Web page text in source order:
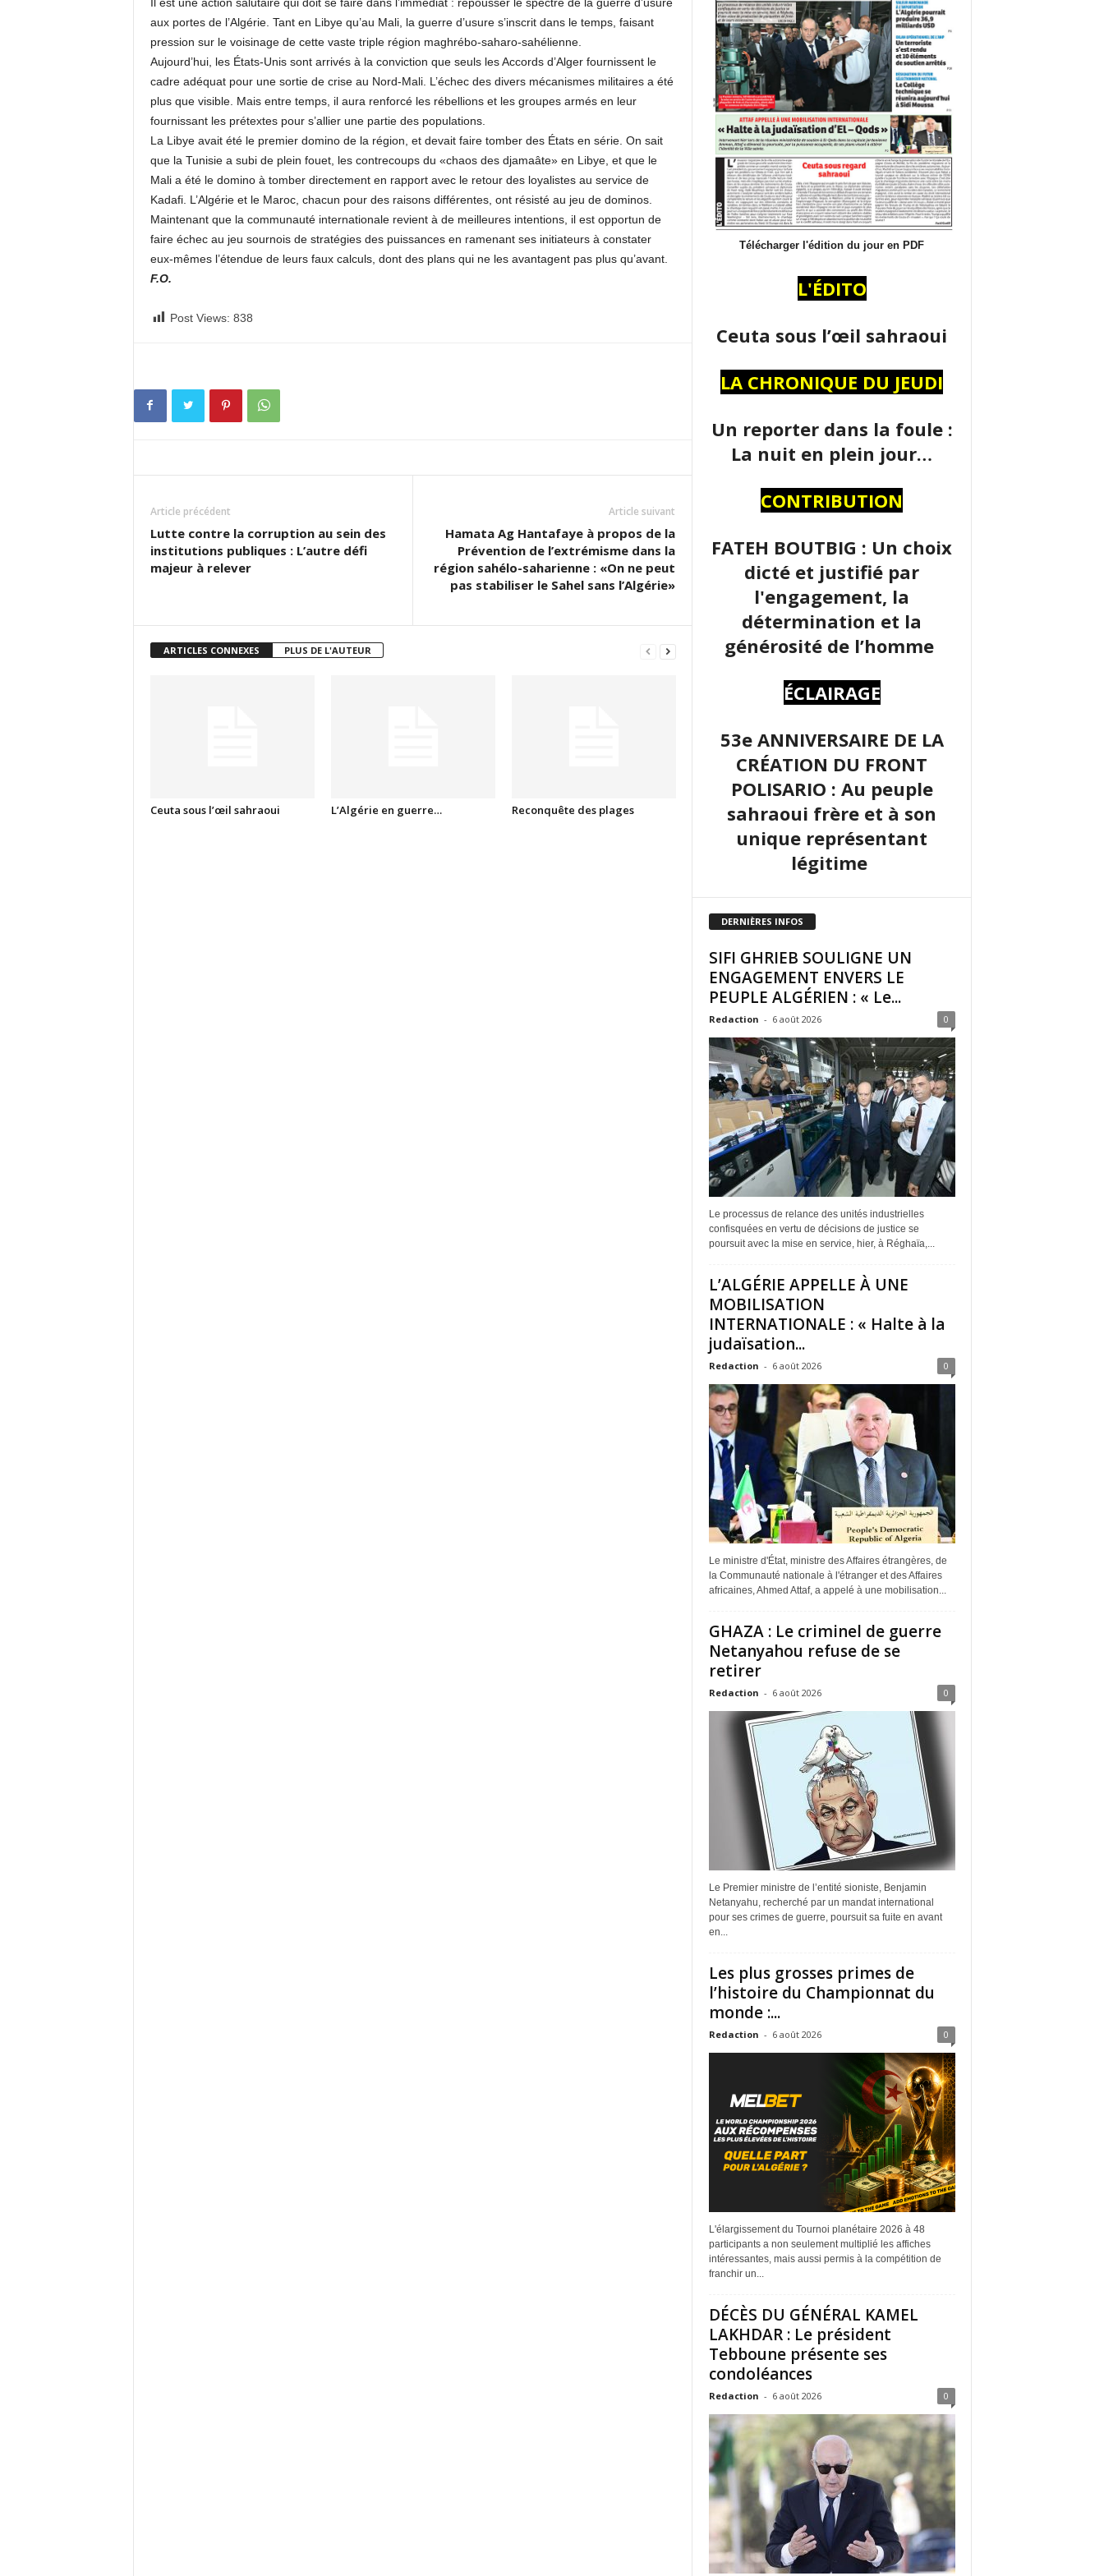
aux portes de l’Algérie. Tant en Libye qu’au Mali, la guerre d’usure s’inscrit dans le temps, faisant
pression sur le voisinage de cette vaste triple région maghrébo-saharo-sahélienne.
Aujourd’hui, les États-Unis sont arrivés à la conviction que seuls les Accords d’Alger fournissent le
cadre adéquat pour une sortie de crise au Nord-Mali. L’échec des divers mécanismes militaires a été
plus que visible. Mais entre temps, il aura renforcé les rébellions et les groupes armés en leur
fournissant les prétextes pour s’allier une partie des populations.
La Libye avait été le premier domino de la région, et devait faire tomber des États en série. On sait
que la Tunisie a subi de plein fouet, les contrecoups du «chaos des djamaâte» en Libye, et que le
Mali a été le domino à tomber directement en rapport avec le retour des loyalistes au service de
Kadafi. L’Algérie et le Maroc, chacun pour des raisons différentes, ont résisté au jeu de dominos.
Maintenant que la communauté internationale revient à de meilleures intentions, il est opportun de
faire échec au jeu sournois de stratégies des puissances en ramenant ses initiateurs à constater
eux-mêmes l’étendue de leurs faux calculs, dont des plans qui ne les avantagent pas plus qu’avant.
F.O.
Post Views: 838
Article précédent
Lutte contre la corruption au sein des
institutions publiques : L’autre défi
majeur à relever
Article suivant
Hamata Ag Hantafaye à propos de la
Prévention de l’extrémisme dans la
région sahélo-saharienne : «On ne peut
pas stabiliser le Sahel sans l’Algérie»
ARTICLES CONNEXES PLUS DE L'AUTEUR
Ceuta sous l’œil sahraoui L’Algérie en guerre… Reconquête des plages
Télécharger l'édition du jour en PDF
L'ÉDITO
Ceuta sous l’œil sahraoui
LA CHRONIQUE DU JEUDI
Un reporter dans la foule :
La nuit en plein jour…
CONTRIBUTION
FATEH BOUTBIG : Un choix
dicté et justifié par
l'engagement, la
détermination et la
générosité de l’homme
ÉCLAIRAGE
53e ANNIVERSAIRE DE LA
CRÉATION DU FRONT
POLISARIO : Au peuple
sahraoui frère et à son
unique représentant
légitime
DERNIÈRES INFOS
SIFI GHRIEB SOULIGNE UN
ENGAGEMENT ENVERS LE
PEUPLE ALGÉRIEN : « Le...
Redaction - 6 août 2026 0
Le processus de relance des unités industrielles
confisquées en vertu de décisions de justice se
poursuit avec la mise en service, hier, à Réghaïa,...
L’ALGÉRIE APPELLE À UNE
MOBILISATION
INTERNATIONALE : « Halte à la
judaïsation...
Redaction - 6 août 2026 0
Le ministre d'État, ministre des Affaires étrangères, de
la Communauté nationale à l'étranger et des Affaires
africaines, Ahmed Attaf, a appelé à une mobilisation...
GHAZA : Le criminel de guerre
Netanyahou refuse de se
retirer
Redaction - 6 août 2026 0
Le Premier ministre de l’entité sioniste, Benjamin
Netanyahu, recherché par un mandat international
pour ses crimes de guerre, poursuit sa fuite en avant
en...
Les plus grosses primes de
l’histoire du Championnat du
monde :...
Redaction - 6 août 2026 0
L'élargissement du Tournoi planétaire 2026 à 48
participants a non seulement multiplié les affiches
intéressantes, mais aussi permis à la compétition de
franchir un...
DÉCÈS DU GÉNÉRAL KAMEL
LAKHDAR : Le président
Tebboune présente ses
condoléances
Redaction - 6 août 2026 0